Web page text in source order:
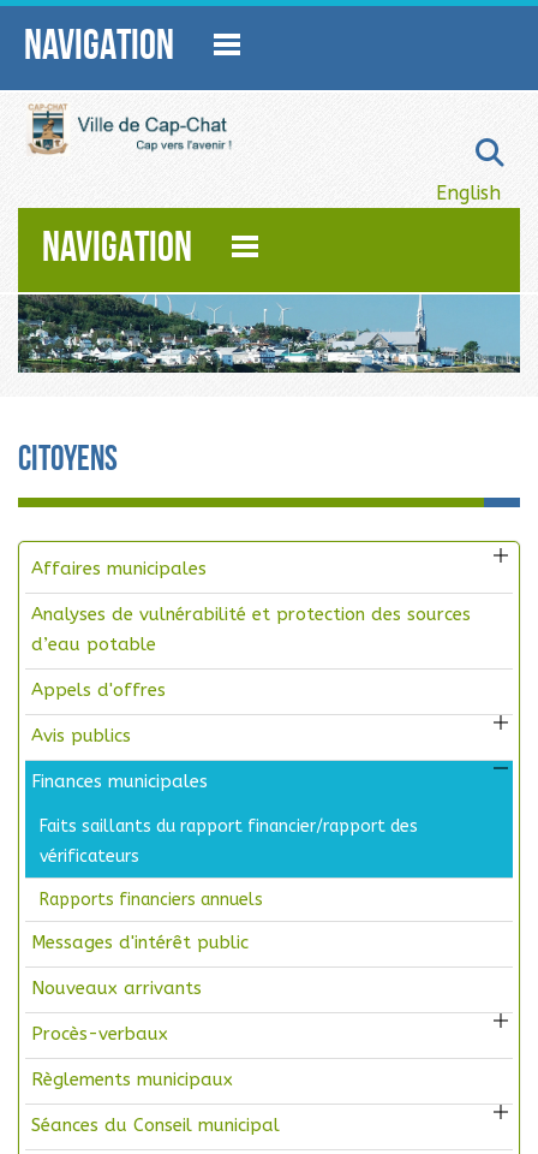
NAVIGATION
English
NAVIGATION
Citoyens
Affaires municipales
Analyses de vulnérabilité et protection des sources
d’eau potable
Appels d'offres
Avis publics
Finances municipales
Faits saillants du rapport financier/rapport des
vérificateurs
Rapports financiers annuels
Messages d'intérêt public
Nouveaux arrivants
Procès-verbaux
Règlements municipaux
Séances du Conseil municipal